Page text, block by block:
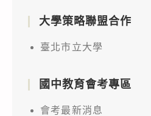
大學策略聯盟合作
臺北市立大學
國中教育會考專區
會考最新消息